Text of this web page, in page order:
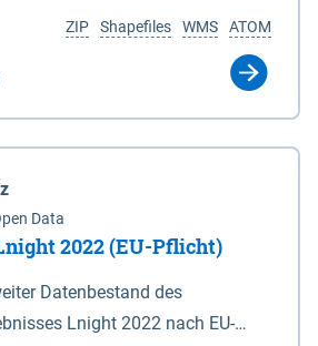
1 : 100 000 (Anlage 2), 2.
Karte 1 : 5 000 (AK5) im
im Europäischen
1989 (ETRS 89) mit
Mercator-Abbildung
32 N (UTM 32N) dargestellt
gilt für die geografischen
ATOM
WMS
Shapefiles
ZIP
Data
2022 (EU-Pflicht)
Datenbestand des
Lnight 2022 nach EU-